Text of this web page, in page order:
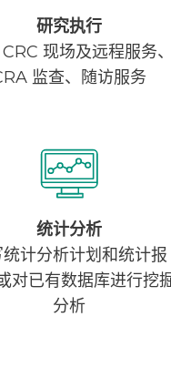
研究执行
现场及远程服务、
监查、随访服务
统计分析
计分析计划和统计报
对已有数据库进行挖
分析